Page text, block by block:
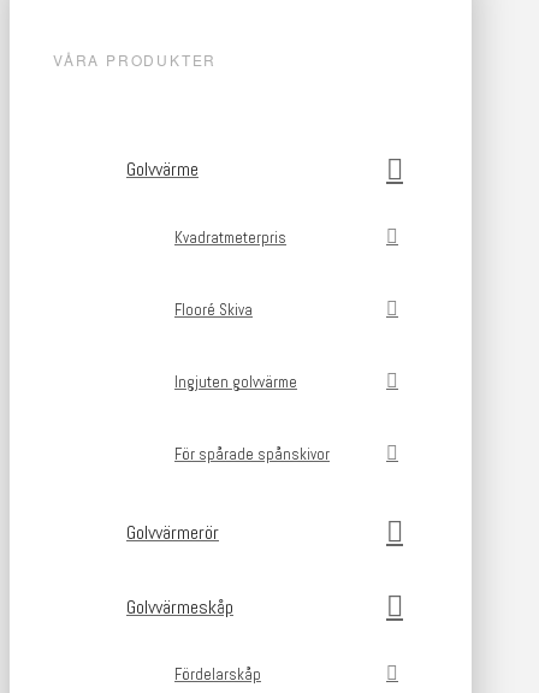
VÅRA PRODUKTER
Golvvärme
Kvadratmeterpris
Flooré Skiva
Ingjuten golvvärme
För spårade spånskivor
Golvvärmerör
Golvvärmeskåp
Fördelarskåp